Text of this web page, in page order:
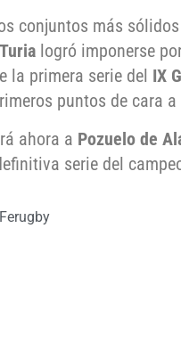
conjuntos más
logró imponerse
la primera serie del IX
puntos de cara
ahora a Pozuelo de
serie del
Ferugby